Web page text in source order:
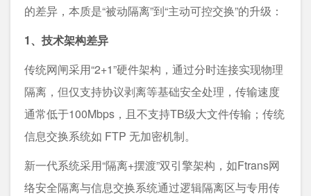
的差异，本质是“被动隔离”到“主动可控交换”的升级：​
1、技术架构差异​
传统网闸采用“2+1”硬件架构，通过分时连接实现物理
隔离，但仅支持协议剥离等基础安全处理，传输速度
通常低于100Mbps，且不支持TB级大文件传输；传统
信息交换系统如 FTP 无加密机制。
新一代系统采用“隔离+摆渡”双引擎架构，如Ftrans网
络安全隔离与信息交换系统通过逻辑隔离区与专用传